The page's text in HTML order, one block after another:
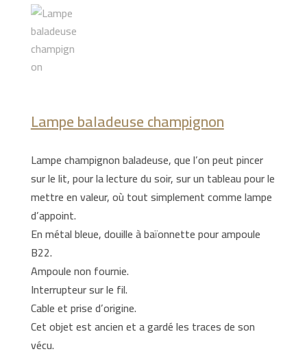
Lampe baladeuse champignon
Lampe champignon baladeuse, que l’on peut pincer
sur le lit, pour la lecture du soir, sur un tableau pour le
mettre en valeur, où tout simplement comme lampe
d’appoint.
En métal bleue, douille à baïonnette pour ampoule
B22.
Ampoule non fournie.
Interrupteur sur le fil.
Cable et prise d’origine.
Cet objet est ancien et a gardé les traces de son
vécu.